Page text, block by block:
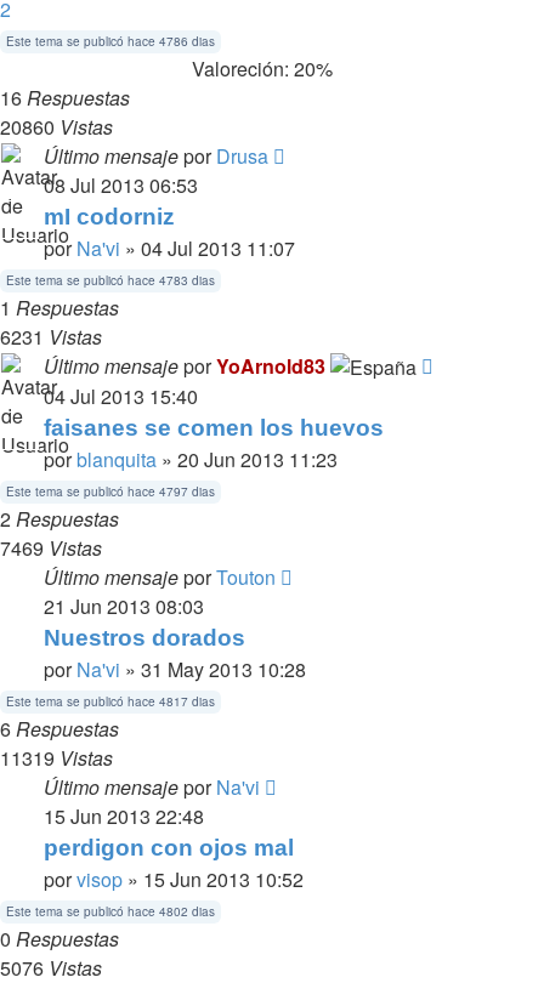
2
Este tema se publicó hace 4786 dias
Valoreción: 20%
16 Respuestas
20860 Vistas
Último mensajeporDrusa
08 Jul 2013 06:53
mI codorniz
porNa'vi » 04 Jul 2013 11:07
Este tema se publicó hace 4783 dias
1 Respuestas
6231 Vistas
Último mensajeporYoArnold83
04 Jul 2013 15:40
faisanes se comen los huevos
porblanquita » 20 Jun 2013 11:23
Este tema se publicó hace 4797 dias
2Respuestas
7469 Vistas
Último mensajeporTouton
21 Jun 2013 08:03
Nuestros dorados
porNa'vi » 31 May 2013 10:28
Este tema se publicó hace 4817 dias
6Respuestas
11319 Vistas
Último mensajeporNa'vi
15 Jun 2013 22:48
perdigon con ojos mal
porvisop » 15 Jun 2013 10:52
Este tema se publicó hace 4802 dias
0 Respuestas
5076 Vistas